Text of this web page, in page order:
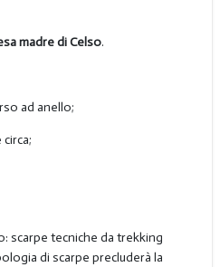
madre di Celso.
ad anello;
scarpe tecniche da trekking
di scarpe precluderà la